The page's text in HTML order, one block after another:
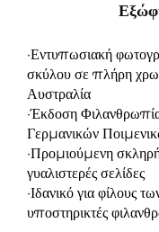
·Εντυπωσιακή
σκύλου σε πλήρη
Αυστραλία
·Έκδοση
Γερμανικών
·Προμιούμενη
γυαλιστερές σελίδες
·Ιδανικό για φίλους
υποστηρικτές